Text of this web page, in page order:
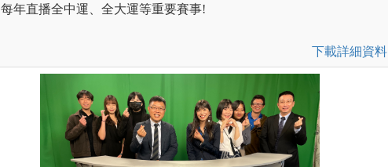
每年直播全中運、全大運等重要賽事!
下載詳細資料